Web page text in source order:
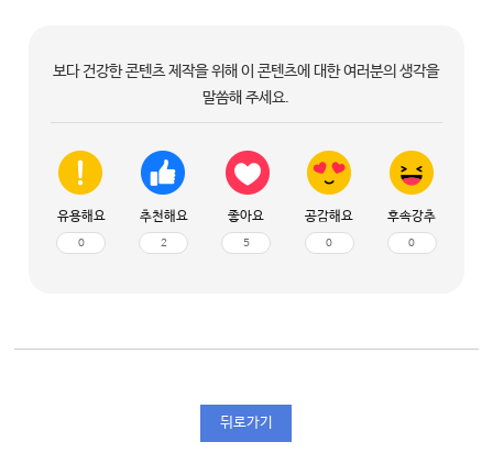
보다 건강한 콘텐츠 제작을 위해 이 콘텐츠에 대한 여러분의 생각을
말씀해 주세요.
유용해요
0
추천해요
2
좋아요
5
공감해요
0
후속강추
0
뒤로가기